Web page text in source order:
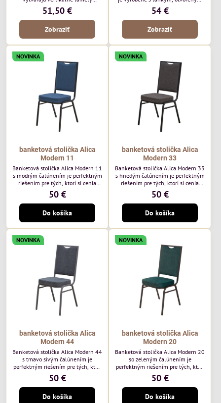
operadla a sedadla. Jej otvorený
dizajn jej dodáva ľahký, vzdušný
vzhľad a robí z nej perfektný
doplnok moderných vonkajších
pozornosť svojimi detailmi bez toho,
aby dominoval priestoru. Bude
vyzerať skvele vo vonkajších
jedálenských priestoroch, pri
bistrových stoloch a v...
51,50 €
Zobraziť
tvarom a jemne kontúrovanými
líniami. Horizontálne lamely
operadla a jemne zaoblené
podrúčky dodávajú kresielku
ležérny, letný nádych. Tento model
bude vyzerať skvele vo vonkajších
jedálenských priestoroch, pri
reštauračných stoloch a v
bistrových priestoroch.
54 €
Zobraziť
NOVINKA
banketová stolička Alica
Modern 11
Banketová stolička Alica Modern 11
s modrým čalúnením je perfektným
riešením pre tých, ktorí si cenia
vysokú kvalitu a jedinečný dizajn.
Stolička je výnimočná použitím
vysoko kvalitného modrého
čalúnenia Mossa 79 od poľského
výrobcu Davis ktorého látka má
hmotnosť 325 g/m², čo zaručuje
výnimočnú odolnosť a pohodlie.
Okrem toho je látka vybavená
technológiou Easy-Clean, vďaka
ktorej sa ľahko...
50 €
Do košíka
NOVINKA
banketová stolička Alica
Modern 33
Banketová stolička Alica Modern 33
s hnedým čalúnením je perfektným
riešením pre tých, ktorí si cenia
vysokú kvalitu a jedinečný dizajn.
Stolička je výnimočná použitím
vysoko kvalitného hnedého
čalúnenia Mossa 29 od poľského
výrobcu Davis ktorého látka má
hmotnosť 325 g/m², čo zaručuje
výnimočnú odolnosť a pohodlie.
Okrem toho je látka vybavená
technológiou Easy-Clean, vďaka
ktorej sa ľahko...
50 €
Do košíka
NOVINKA
banketová stolička Alica
Modern 44
Banketová stolička Alica Modern 44
s tmavo sivým čalúnením je
perfektným riešením pre tých, ktorí
si cenia vysokú kvalitu a jedinečný
dizajn. Stolička je výnimočná
použitím vysoko kvalitného tmavo
sivého zamatového čalúnenia od
50 €
Do košíka
NOVINKA
banketová stolička Alica
Modern 20
Banketová stolička Alica Modern 20
so zeleným čalúnením je
perfektným riešením pre tých, ktorí
si cenia vysokú kvalitu a jedinečný
dizajn. Stolička je výnimočná
použitím vysoko kvalitného tmavo
zeleného zamatového čalúnenia od
50 €
Do košíka